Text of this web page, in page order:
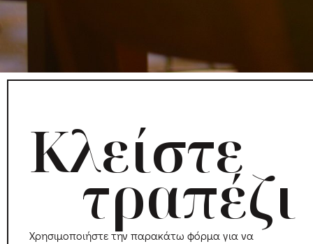
Κλείστε
τραπέζι
Χρησιμοποιήστε την παρακάτω φόρμα για να